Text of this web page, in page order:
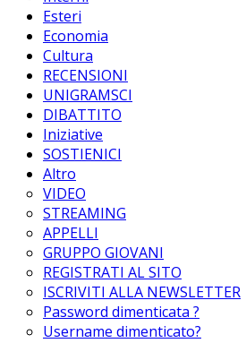
Esteri
Economia
Cultura
RECENSIONI
UNIGRAMSCI
DIBATTITO
Iniziative
SOSTIENICI
Altro
VIDEO
STREAMING
APPELLI
GRUPPO GIOVANI
REGISTRATI AL SITO
ISCRIVITI ALLA NEWSLETTER
Password dimenticata ?
Username dimenticato?